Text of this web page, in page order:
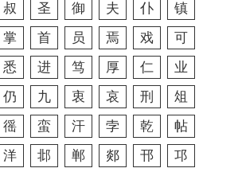
叔 圣 御 夫 仆
镇
掌 首 员 焉 戏
可
悉 进 笃 厚 仁
业
仍 九 衷 哀 刑
俎
徭 蛮 汗 孛 乾
帖
洋 邶 郸 郯 邗 邛